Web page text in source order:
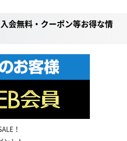
会無料・クーポン等お得な情
！